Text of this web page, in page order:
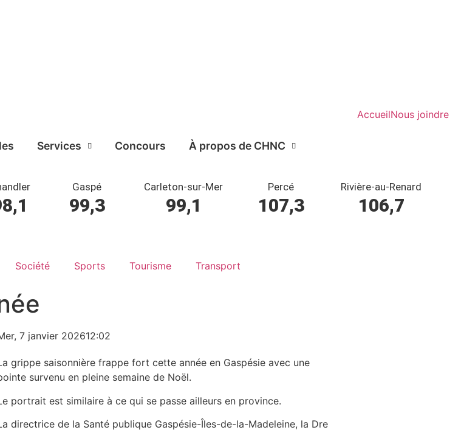
AccueilNous joindre
Services Concours À propos de CHNC
Gaspé
99,3
Carleton-sur-Mer
99,1
Percé
107,3
Rivière-au-Renard
106,7
Société Sports Tourisme Transport
7 janvier 202612:02
grippe saisonnière frappe fort cette année en Gaspésie avec une
survenu en pleine semaine de Noël.
portrait est similaire à ce qui se passe ailleurs en province.
directrice de la Santé publique Gaspésie-Îles-de-la-Madeleine, la Dre